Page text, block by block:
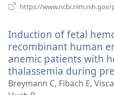
https://www.ncbi.nlm.nih.gov/
Induction of fetal
recombinant human
anemic patients with
thalassemia during
Breymann C, Fibach E,